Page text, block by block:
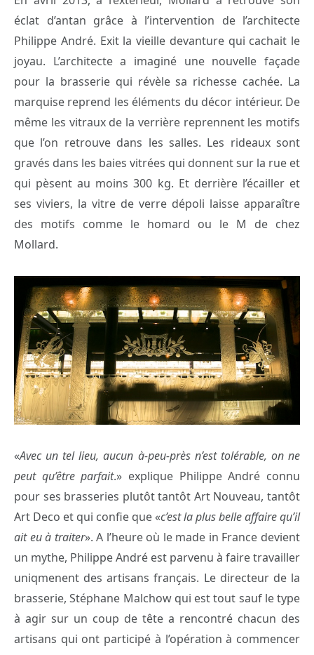
éclat d’antan grâce à l’intervention de l’architecte
Philippe André. Exit la vieille devanture qui cachait le
joyau. L’architecte a imaginé une nouvelle façade
pour la brasserie qui révèle sa richesse cachée. La
marquise reprend les éléments du décor intérieur. De
même les vitraux de la verrière reprennent les motifs
que l’on retrouve dans les salles. Les rideaux sont
gravés dans les baies vitrées qui donnent sur la rue et
qui pèsent au moins 300 kg. Et derrière l’écailler et
ses viviers, la vitre de verre dépoli laisse apparaître
des motifs comme le homard ou le M de chez
Mollard.
«Avec un tel lieu, aucun à-peu-près n’est tolérable, on ne
peut qu’être parfait.» explique Philippe André connu
pour ses brasseries plutôt tantôt Art Nouveau, tantôt
Art Deco et qui confie que «c’est la plus belle affaire qu’il
ait eu à traiter». A l’heure où le made in France devient
un mythe, Philippe André est parvenu à faire travailler
uniqmenent des artisans français. Le directeur de la
brasserie, Stéphane Malchow qui est tout sauf le type
à agir sur un coup de tête a rencontré chacun des
artisans qui ont participé à l’opération à commencer